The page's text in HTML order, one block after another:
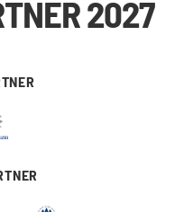
2027